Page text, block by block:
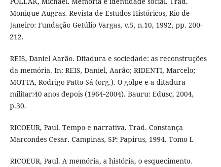
Monique Augras. Revista de Estudos Históricos, Rio de
Janeiro: Fundação Getúlio Vargas, v.5, n.10, 1992, pp. 200-
212.
REIS, Daniel Aarão. Ditadura e sociedade: as reconstruções
da memória. In: REIS, Daniel, Aarão; RIDENTI, Marcelo;
MOTTA, Rodrigo Patto Sá (org.). O golpe e a ditadura
militar:40 anos depois (1964‐2004). Bauru: Edusc, 2004,
p.30.
RICOEUR, Paul. Tempo e narrativa. Trad. Constança
Marcondes Cesar. Campinas, SP: Papirus, 1994. Tomo I.
RICOEUR, Paul. A memória, a história, o esquecimento.